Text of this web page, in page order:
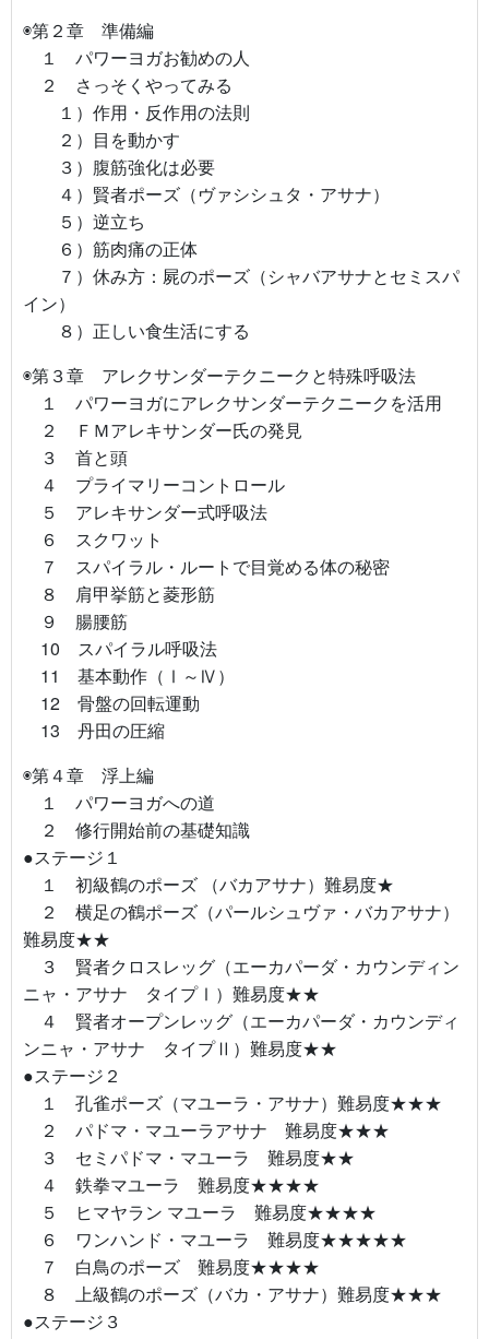
◉第２章 準備編
１ パワーヨガお勧めの人
２ さっそくやってみる
１）作用・反作用の法則
２）目を動かす
３）腹筋強化は必要
４）賢者ポーズ（ヴァシシュタ・アサナ）
５）逆立ち
６）筋肉痛の正体
７）休み方：屍のポーズ（シャバアサナとセミスパ
イン）
８）正しい食生活にする
◉第３章 アレクサンダーテクニークと特殊呼吸法
１ パワーヨガにアレクサンダーテクニークを活用
２ ＦＭアレキサンダー氏の発見
３ 首と頭
４ プライマリーコントロール
５ アレキサンダー式呼吸法
６ スクワット
７ スパイラル・ルートで目覚める体の秘密
８ 肩甲挙筋と菱形筋
９ 腸腰筋
10 スパイラル呼吸法
11 基本動作（Ⅰ～Ⅳ）
12 骨盤の回転運動
13 丹田の圧縮
◉第４章 浮上編
１ パワーヨガへの道
２ 修行開始前の基礎知識
●ステージ１
１ 初級鶴のポーズ （バカアサナ）難易度★
２ 横足の鶴ポーズ（パールシュヴァ・バカアサナ）
難易度★★
３ 賢者クロスレッグ（エーカパーダ・カウンディン
ニャ・アサナ タイプⅠ）難易度★★
４ 賢者オープンレッグ（エーカパーダ・カウンディ
ンニャ・アサナ タイプⅡ）難易度★★
●ステージ２
１ 孔雀ポーズ（マユーラ・アサナ）難易度★★★
２ パドマ・マユーラアサナ 難易度★★★
３ セミパドマ・マユーラ 難易度★★
４ 鉄拳マユーラ 難易度★★★★
５ ヒマヤラン マユーラ 難易度★★★★
６ ワンハンド・マユーラ 難易度★★★★★
７ 白鳥のポーズ 難易度★★★★
８ 上級鶴のポーズ（バカ・アサナ）難易度★★★
●ステージ３